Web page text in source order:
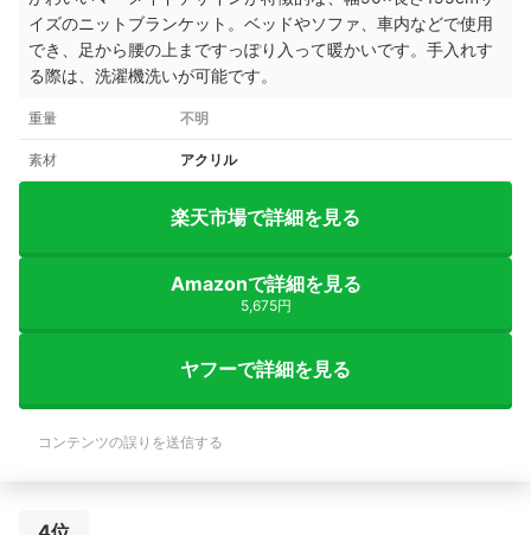
イズのニットブランケット。ベッドやソファ、車内などで使用
でき、足から腰の上まですっぽり入って暖かいです。手入れす
る際は、洗濯機洗いが可能です。
重量 不明
素材 アクリル
楽天市場で詳細を見る
Amazonで詳細を見る
5,675円
ヤフーで詳細を見る
コンテンツの誤りを送信する